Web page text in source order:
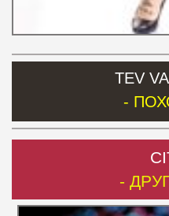
TEV
-
-